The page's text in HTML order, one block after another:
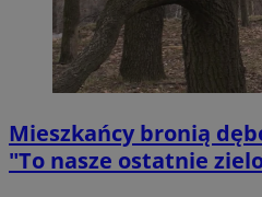
Mieszkańcy bronią
"To nasze ostatnie